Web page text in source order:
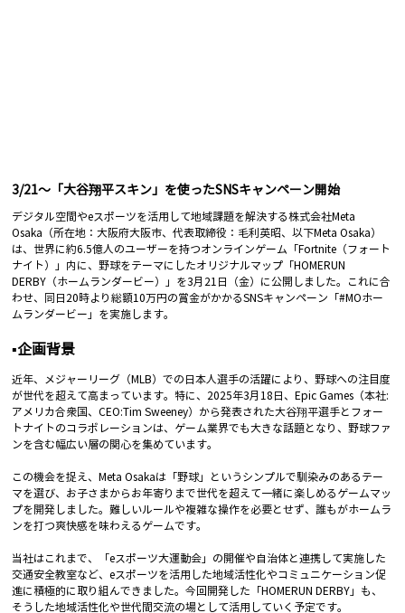
3/21〜「大谷翔平スキン」を使ったSNSキャンペーン開始
デジタル空間やeスポーツを活用して地域課題を解決する株式会社Meta
Osaka（所在地：大阪府大阪市、代表取締役：毛利英昭、以下Meta Osaka）
は、世界に約6.5億人のユーザーを持つオンラインゲーム「Fortnite（フォート
ナイト）」内に、野球をテーマにしたオリジナルマップ「HOMERUN
DERBY（ホームランダービー）」を3月21日（金）に公開しました。これに合
わせ、同日20時より総額10万円の賞金がかかるSNSキャンペーン「#MOホー
ムランダービー」を実施します。
▪️企画背景
近年、メジャーリーグ（MLB）での日本人選手の活躍により、野球への注目度
が世代を超えて高まっています。特に、2025年3月18日、Epic Games（本社:
アメリカ合衆国、CEO:Tim Sweeney）から発表された大谷翔平選手とフォー
トナイトのコラボレーションは、ゲーム業界でも大きな話題となり、野球ファ
ンを含む幅広い層の関心を集めています。
この機会を捉え、Meta Osakaは「野球」というシンプルで馴染みのあるテー
マを選び、お子さまからお年寄りまで世代を超えて一緒に楽しめるゲームマッ
プを開発しました。難しいルールや複雑な操作を必要とせず、誰もがホームラ
ンを打つ爽快感を味わえるゲームです。
当社はこれまで、「eスポーツ大運動会」の開催や自治体と連携して実施した
交通安全教室など、eスポーツを活用した地域活性化やコミュニケーション促
進に積極的に取り組んできました。今回開発した「HOMERUN DERBY」も、
そうした地域活性化や世代間交流の場として活用していく予定です。